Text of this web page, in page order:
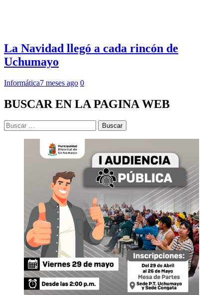
La Navidad llegó a cada rincón de
Uchumayo
Informática7 meses ago 0
BUSCAR EN LA PAGINA WEB
Buscar: